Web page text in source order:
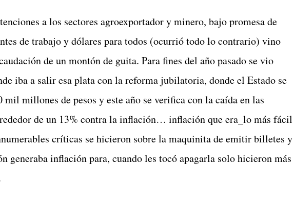
a los sectores agroexportador y minero, bajo promesa de
de trabajo y dólares para todos (ocurrió todo lo contrario) vino
de un montón de guita. Para fines del año pasado se vio
iba a salir esa plata con la reforma jubilatoria, donde el Estado se
mil millones de pesos y este año se verifica con la caída en las
de un 13% contra la inflación… inflación que era_lo más fácil
críticas se hicieron sobre la maquinita de emitir billetes y
generaba inflación para, cuando les tocó apagarla solo hicieron más